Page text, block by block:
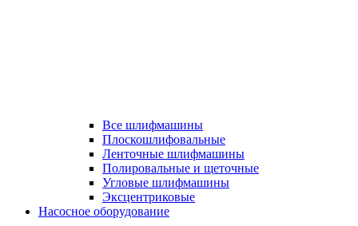
Все шлифмашины
Плоскошлифовальные
Ленточные шлифмашины
Полировальные и щеточные
Угловые шлифмашины
Эксцентриковые
Насосное оборудование